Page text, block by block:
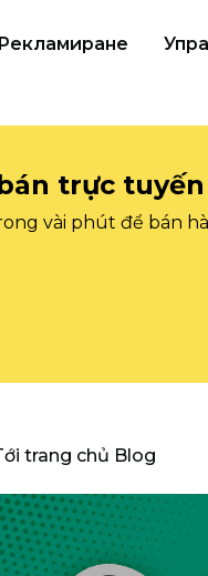
Рекламиране
trực tuyến
vài phút để bán
trang chủ Blog